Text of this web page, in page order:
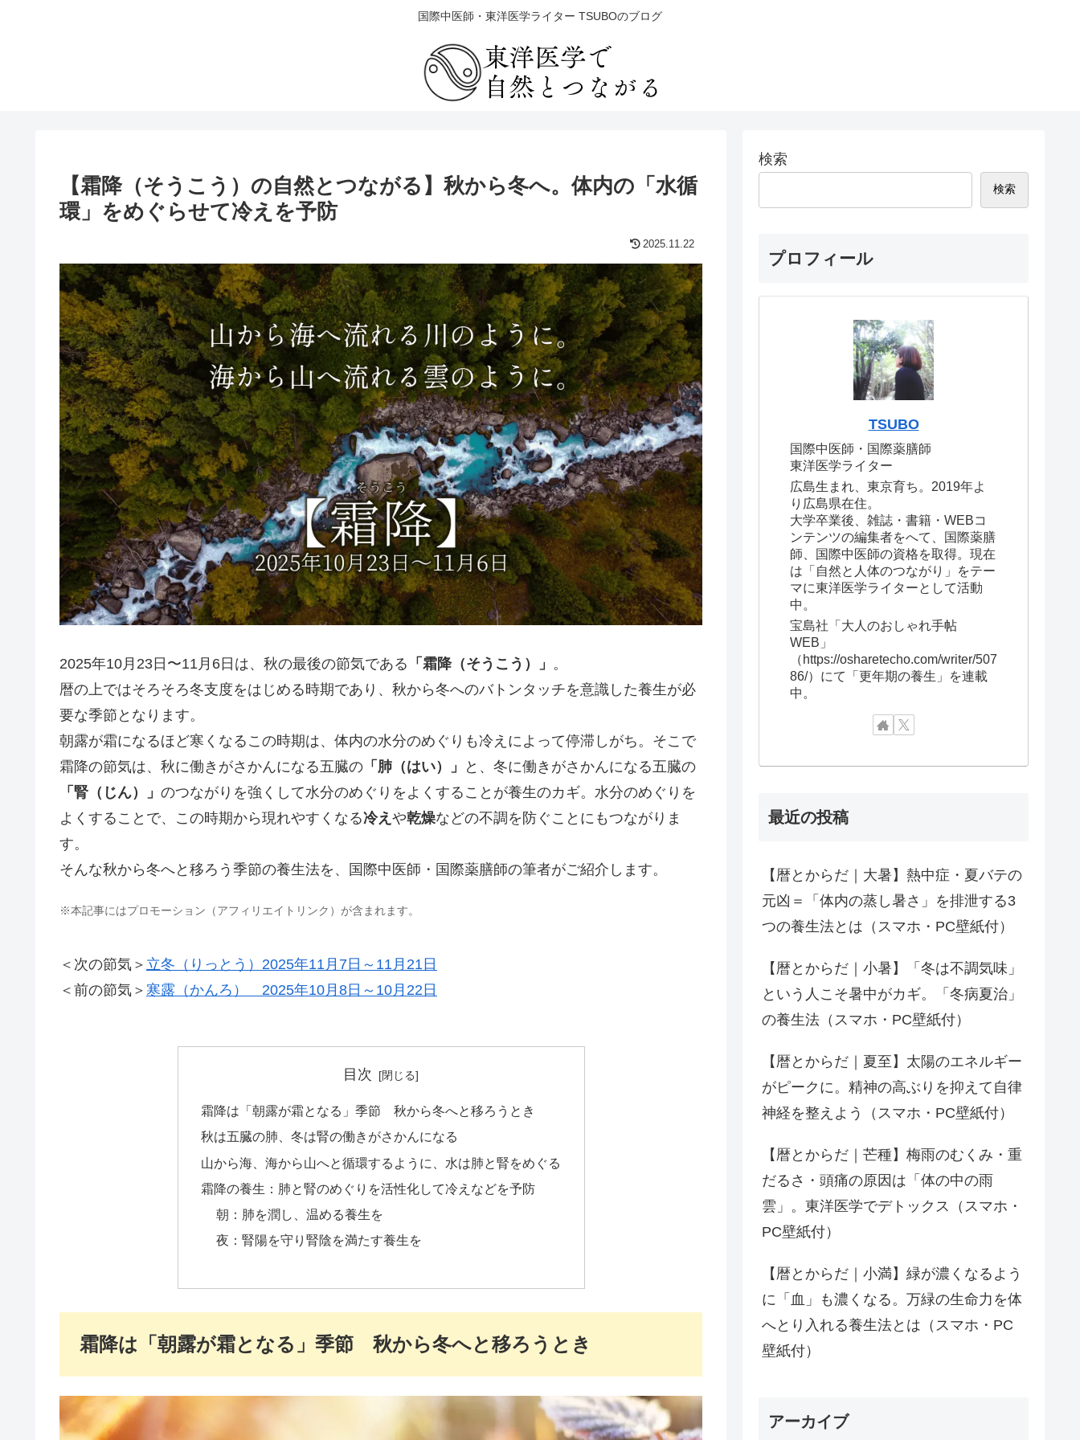
国際中医師・東洋医学ライター TSUBOのブログ
【霜降（そうこう）の自然とつながる】秋から冬へ。体内の「水循
環」をめぐらせて冷えを予防
2025.11.22
2025年10月23日〜11月6日は、秋の最後の節気である 「霜降（そうこう）」 。
暦の上ではそろそろ冬支度をはじめる時期であり、秋から冬へのバトンタッチを意識した養生が必
要な季節となります。
朝露が霜になるほど寒くなるこの時期は、体内の水分のめぐりも冷えによって停滞しがち。そこで
霜降の節気は、秋に働きがさかんになる五臓の 「肺（はい）」
と、冬に働きがさかんになる五臓の
「腎（じん）」 のつながりを強くして水分のめぐりをよくすることが養生のカギ。水分のめぐりを
よくすることで、この時期から現れやすくなる冷え や乾燥などの不調を防ぐことにもつながりま
す。
そんな秋から冬へと移ろう季節の養生法を、国際中医師・国際薬膳師の筆者がご紹介します。
※本記事にはプロモーション（アフィリエイトリンク）が含まれます。
＜次の節気＞ 立冬（りっとう）2025年11月7日～11月21日
＜前の節気＞ 寒露（かんろ） 2025年10月8日～10月22日
目次
霜降は「朝露が霜となる」季節 秋から冬へと移ろうとき
秋は五臓の肺、冬は腎の働きがさかんになる
山から海、海から山へと循環するように、水は肺と腎をめぐる
霜降の養生：肺と腎のめぐりを活性化して冷えなどを予防
朝：肺を潤し、温める養生を
夜：腎陽を守り腎陰を満たす養生を
霜降は「朝露が霜となる」季節 秋から冬へと移ろうとき
検索
検索
プロフィール
TSUBO
国際中医師・国際薬膳師
東洋医学ライター
広島生まれ、東京育ち。2019年よ
り広島県在住。
大学卒業後、雑誌・書籍・WEBコ
ンテンツの編集者をへて、国際薬膳
師、国際中医師の資格を取得。現在
は「自然と人体のつながり」をテー
マに東洋医学ライターとして活動
中。
宝島社「大人のおしゃれ手帖
WEB」
（https://osharetecho.com/writer/507
86/）にて「更年期の養生」を連載
中。
最近の投稿
【暦とからだ｜大暑】熱中症・夏バテの
元凶＝「体内の蒸し暑さ」を排泄する3
つの養生法とは（スマホ・PC壁紙付）
【暦とからだ｜小暑】「冬は不調気味」
という人こそ暑中がカギ。「冬病夏治」
の養生法（スマホ・PC壁紙付）
【暦とからだ｜夏至】太陽のエネルギー
がピークに。精神の高ぶりを抑えて自律
神経を整えよう（スマホ・PC壁紙付）
【暦とからだ｜芒種】梅雨のむくみ・重
だるさ・頭痛の原因は「体の中の雨
雲」。東洋医学でデトックス（スマホ・
PC壁紙付）
【暦とからだ｜小満】緑が濃くなるよう
に「血」も濃くなる。万緑の生命力を体
へとり入れる養生法とは（スマホ・PC
壁紙付）
アーカイブ